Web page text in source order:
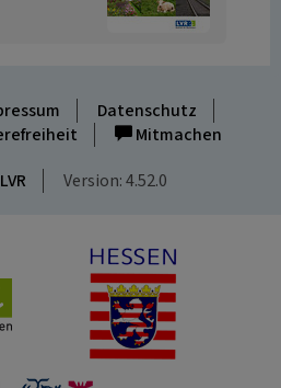
Datenschutz
Mitmachen
LVR Version: 4.52.0